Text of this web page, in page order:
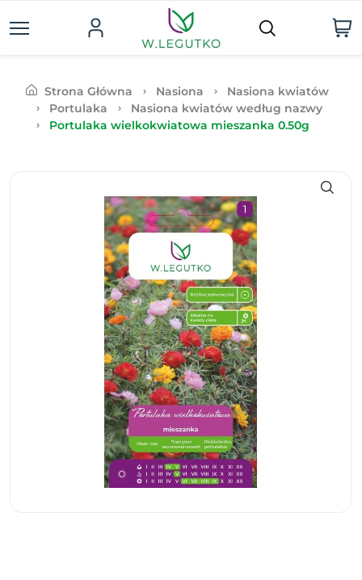
Strona Główna Nasiona
Nasiona kwiatów
Portulaka
Nasiona kwiatów według nazwy
Portulaka wielkokwiatowa mieszanka 0.50g